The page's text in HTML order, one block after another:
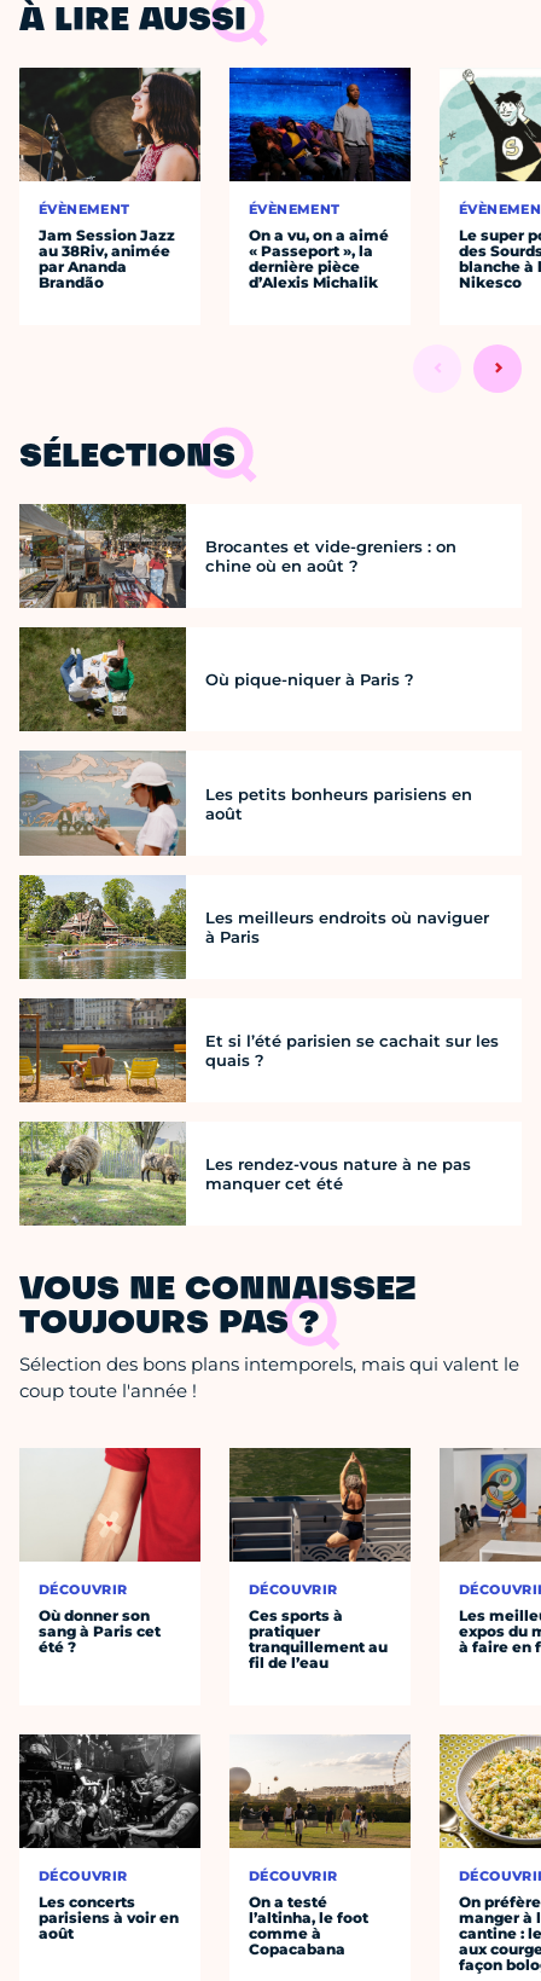
À LIRE AUSSI
ÉVÈNEMENT
Jam Session Jazz
au 38Riv, animée
par Ananda
Brandão
ÉVÈNEMENT
On a vu, on a aimé
« Passeport », la
dernière pièce
d’Alexis Michalik
Le super
des
blanche à
Nikesco
SÉLECTIONS
Brocantes et vide-greniers : on
chine où en août ?
Où pique-niquer à Paris ?
Les petits bonheurs parisiens en
août
Les meilleurs endroits où naviguer
à Paris
Et si l’été parisien se cachait sur les
quais ?
Les rendez-vous nature à ne pas
manquer cet été
VOUS NE CONNAISSEZ
TOUJOURS PAS ?
Sélection des bons plans intemporels, mais qui valent le
coup toute l'année !
DÉCOUVRIR
Où donner son
sang à Paris cet
été ?
DÉCOUVRIR
Les concerts
parisiens à voir en
août
DÉCOUVRIR
Ces sports à
pratiquer
tranquillement au
fil de l’eau
DÉCOUVRIR
On a testé
l’altinha, le foot
comme à
Copacabana
Les
expos du
à faire en
On préfère
manger à
cantine :
aux
façon